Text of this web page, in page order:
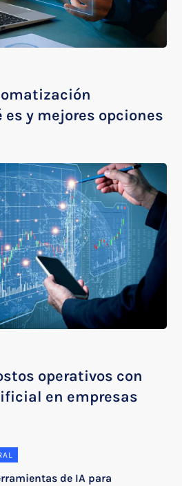
y mejores opciones
operativos con
en empresas
de IA para